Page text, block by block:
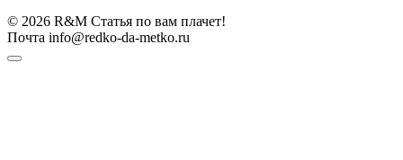
© 2026 R&M Статья по вам плачет!
Почта info@redko-da-metko.ru